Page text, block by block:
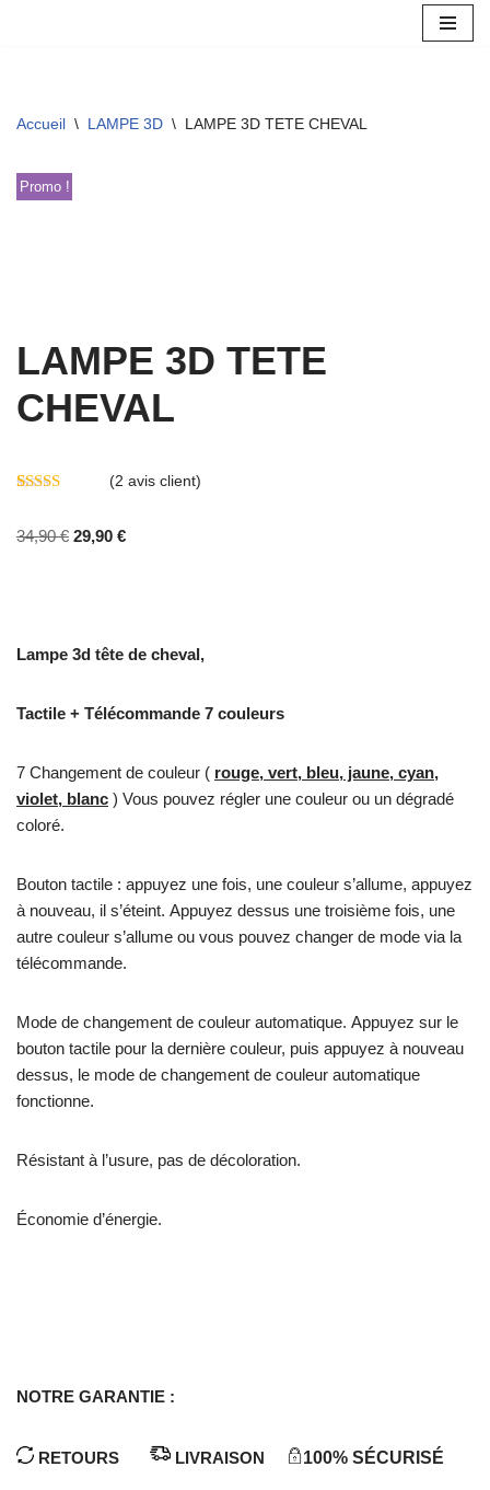
Accueil \ LAMPE 3D \ LAMPE 3D TETE CHEVAL
Promo !
LAMPE 3D TETE
CHEVAL
sur
(2 avis client)
34,90€ 29,90 €
Lampe 3d tête de cheval,
Tactile + Télécommande 7 couleurs
7 Changement de couleur ( rouge, vert, bleu, jaune, cyan,
violet, blanc ) Vous pouvez régler une couleur ou un dégradé
coloré.
Bouton tactile : appuyez une fois, une couleur s’allume, appuyez
à nouveau, il s’éteint. Appuyez dessus une troisième fois, une
autre couleur s’allume ou vous pouvez changer de mode via la
télécommande.
Mode de changement de couleur automatique. Appuyez sur le
bouton tactile pour la dernière couleur, puis appuyez à nouveau
dessus, le mode de changement de couleur automatique
fonctionne.
Résistant à l’usure, pas de décoloration.
Économie d’énergie.
NOTRE GARANTIE :
RETOURS LIVRAISON 100% SÉCURISÉ